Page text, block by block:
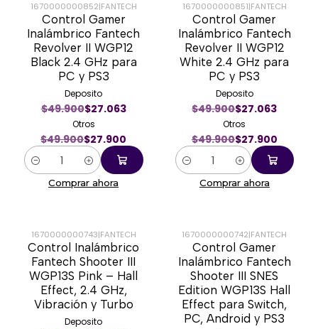
-44%
1670000000852|FANTECH
Control Gamer
Inalámbrico Fantech
Revolver II WGP12
Black 2.4 GHz para
PC y PS3
Deposito
$49.900$27.063
Otros
$49.900$27.900
Cantidad
Comprar ahora
-44%
1670000000851|FANTECH
Control Gamer
Inalámbrico Fantech
Revolver II WGP12
White 2.4 GHz para
PC y PS3
Deposito
$49.900$27.063
Otros
$49.900$27.900
Cantidad
Comprar ahora
-50%
1670000000743|FANTECH
Control Inalámbrico
Fantech Shooter III
WGP13S Pink – Hall
Effect, 2.4 GHz,
Vibración y Turbo
Deposito
-47%
1670000000742|FANTECH
Control Gamer
Inalámbrico Fantech
Shooter III SNES
Edition WGP13S Hall
Effect para Switch,
PC, Android y PS3